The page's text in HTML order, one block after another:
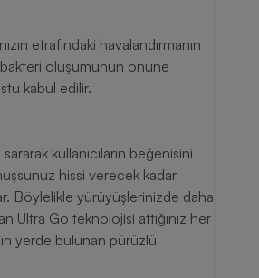
etrafındaki havalandırmanın
bakteri oluşumunun önüne
kabul edilir.
kullanıcıların beğenisini
hissi verecek kadar
Böylelikle yürüyüşlerinizde daha
Ultra Go teknolojisi attığınız her
yerde bulunan pürüzlü